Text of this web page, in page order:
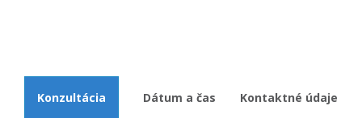
Konzultácia Dátum a čas
Kontaktné údaje